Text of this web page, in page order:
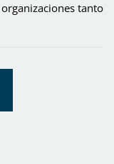
tanto